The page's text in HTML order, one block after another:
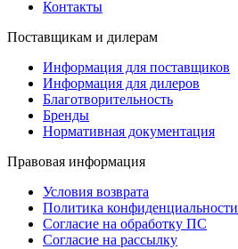
Контакты
Поставщикам и дилерам
Информация для поставщиков
Информация для дилеров
Благотворительность
Бренды
Нормативная документация
Правовая информация
Условия возврата
Политика конфиденциальности
Согласие на обработку ПС
Согласие на рассылку